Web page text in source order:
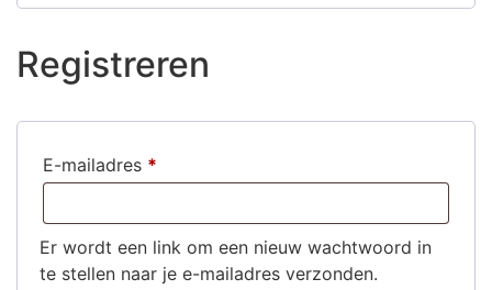
Registreren
E-mailadres *
Er wordt een link om een nieuw wachtwoord in
te stellen naar je e-mailadres verzonden.